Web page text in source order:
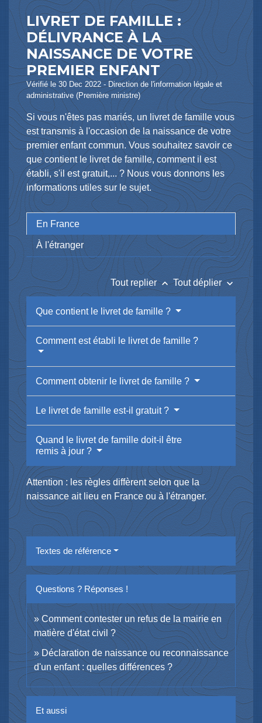
LIVRET DE FAMILLE :
DÉLIVRANCE À LA
NAISSANCE DE VOTRE
PREMIER ENFANT
Vérifié le 30 Dec 2022 - Direction de l'information légale et
administrative (Première ministre)
Si vous n'êtes pas mariés, un livret de famille vous
est transmis à l'occasion de la naissance de votre
premier enfant commun. Vous souhaitez savoir ce
que contient le livret de famille, comment il est
établi, s'il est gratuit,... ? Nous vous donnons les
informations utiles sur le sujet.
En France
À l'étranger
Tout replierkeyboard_arrow_up Tout déplierkeyboard_arrow_down
Que contient le livret de famille ?
Comment est établi le livret de famille ?
Comment obtenir le livret de famille ?
Le livret de famille est-il gratuit ?
Quand le livret de famille doit-il être
remis à jour ?
Attention : les règles diffèrent selon que la
naissance ait lieu en France ou à l'étranger.
Textes de référence
Questions ? Réponses !
Comment contester un refus de la mairie en
matière d'état civil ?
Déclaration de naissance ou reconnaissance
d'un enfant : quelles différences ?
Et aussi